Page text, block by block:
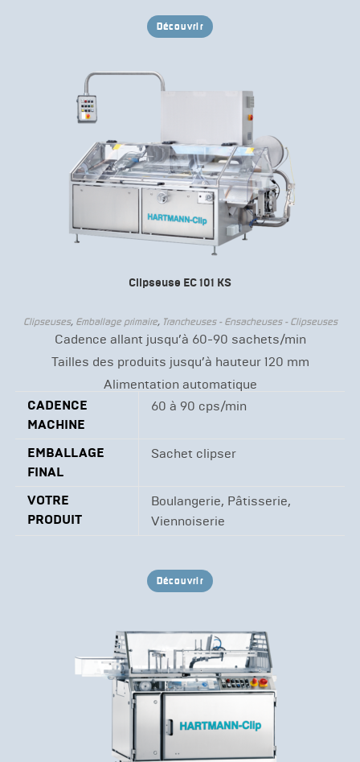
Découvrir
Clipseuse EC 101 KS
Clipseuses, Emballage primaire, Trancheuses - Ensacheuses - Clipseuses
Cadence allant jusqu’à 60-90 sachets/min
Tailles des produits jusqu’à hauteur 120 mm
Alimentation automatique
CADENCE
MACHINE
60 à 90 cps/min
EMBALLAGE
FINAL
Sachet clipser
VOTRE
PRODUIT
Boulangerie, Pâtisserie,
Viennoiserie
Découvrir